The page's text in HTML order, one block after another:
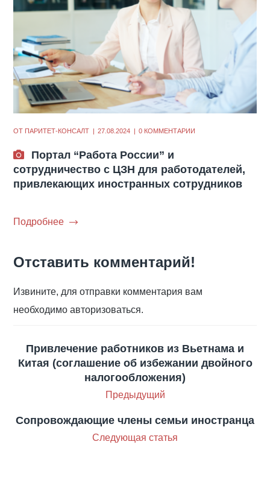
ОТ ПАРИТЕТ-КОНСАЛТ 27.08.2024 0 КОММЕНТАРИИ
Портал “Работа России” и
сотрудничество с ЦЗН для работодателей,
привлекающих иностранных сотрудников
Подробнее
Отставить комментарий!
Извините, для отправки комментария вам
необходимо авторизоваться.
Привлечение работников из Вьетнама и
Китая (соглашение об избежании двойного
налогообложения)
Предыдущий
Сопровождающие члены семьи иностранца
Следующая статья